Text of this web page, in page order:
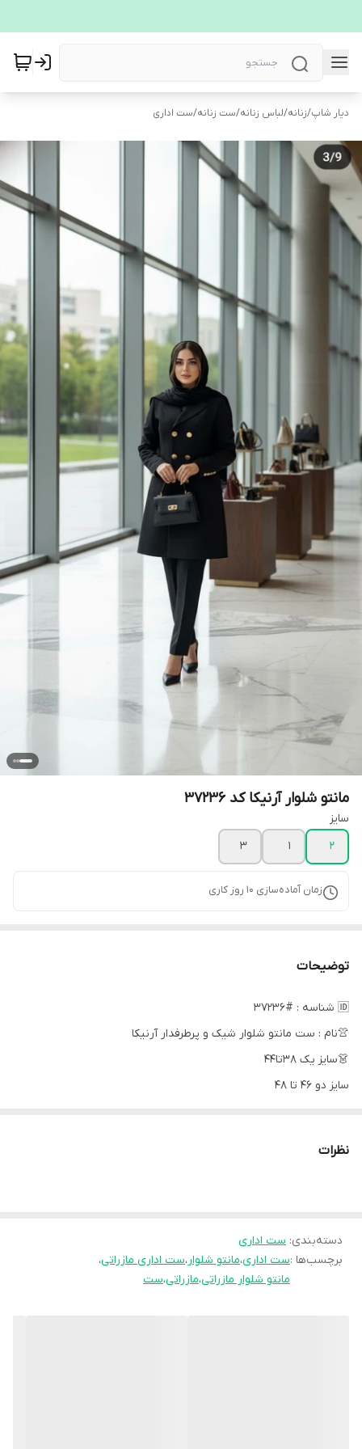
دیار شاپ/زنانه/لباس زنانه/ست زنانه/ست اداری
مانتو شلوار آرنیکا کد 37236
سایز
2
1
3
زمان آماده‌سازی 10 روز کاری
توضیحات
🆔 شناسه : #37236
👚نام : ست مانتو شلوار شیک و پرطرفدار آرنیکا
👗سایز یک ۳۸تا۴۴
سایز دو ۴۶ تا ۴۸
✅قد ۹۵
✅شلوار زیپ و دکمه و کش
✅یقه و سه جاف لایی خور
نظرات
دسته‌بندی: ست اداری
برچسب‌ها :ست اداری،مانتو شلوار،ست اداری مازراتی،
مانتو شلوار مازراتی،مازراتی،ست